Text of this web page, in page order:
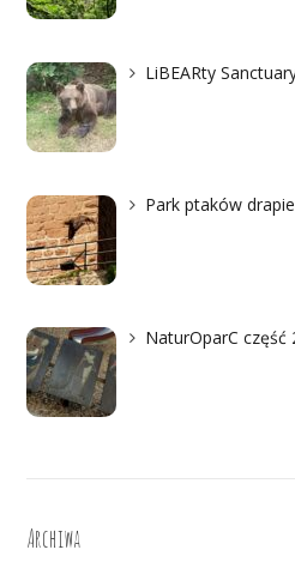
LiBEARty
Park ptaków
NaturOparC
Archiwa